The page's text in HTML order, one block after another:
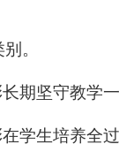
。
长期坚守教学
在学生培养全